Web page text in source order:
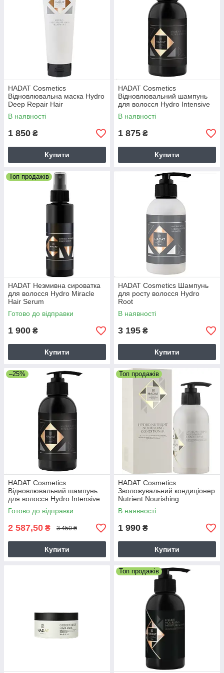
HADAT Cosmetics
Відновлювальна маска Hydro
Deep Repair Hair
В наявності
1 850 ₴
Купити
HADAT Cosmetics
Відновлювальний шампунь
для волосся Hydro Intensive
Repair Shampoo
В наявності
1 875 ₴
Купити
Топ продажів
HADAT Незмивна сироватка
для волосся Hydro Miracle
Hair Serum
Готово до відправки
1 900 ₴
Купити
HADAT Cosmetics Шампунь
для росту волосся Hydro
Root
В наявності
3 195 ₴
Купити
–25%
HADAT Cosmetics
Відновлювальний шампунь
для волосся Hydro Intensive
Repair Shampoo
Готово до відправки
2 587,50 ₴ 3 450 ₴
Купити
Топ продажів
HADAT Cosmetics
Зволожувальний кондиціонер
Nutrient Nourishing
Conditioner
В наявності
1 990 ₴
Купити
Топ продажів